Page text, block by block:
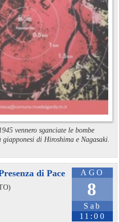
vennero sganciate le bombe
di Hiroshima e Nagasaki.
AGO
8
Sab
11:00
di Pace